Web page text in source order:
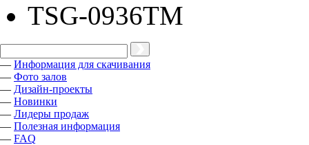
TSG-0936TM
— Информация для скачивания
— Фото залов
— Дизайн-проекты
— Новинки
— Лидеры продаж
— Полезная информация
— FAQ